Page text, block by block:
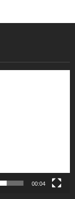
00:04